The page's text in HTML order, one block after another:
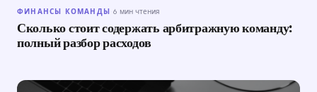
ФИНАНСЫ КОМАНДЫ ·6 мин чтения
Сколько стоит содержать арбитражную команду:
полный разбор расходов